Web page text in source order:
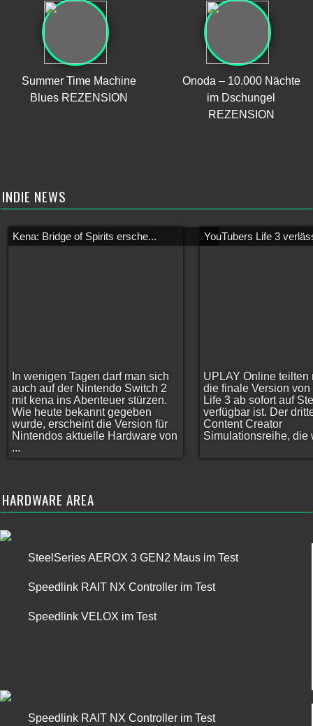
Summer Time Machine
Blues REZENSION
Onoda – 10.000 Nächte
im Dschungel
REZENSION
INDIE NEWS
Kena: Bridge of Spirits ersche...
In wenigen Tagen darf man sich
auch auf der Nintendo Switch 2
mit kena ins Abenteuer stürzen.
Wie heute bekannt gegeben
wurde, erscheint die Version für
Nintendos aktuelle Hardware von
...
YouTubers Life 3
UPLAY Online teilten
die finale Version von
Life 3 ab sofort auf
verfügbar ist. Der
Content Creator
Simulationsreihe, die
HARDWARE AREA
SteelSeries AEROX 3 GEN2 Maus im Test
Speedlink RAIT NX Controller im Test
Speedlink VELOX im Test
Speedlink RAIT NX Controller im Test